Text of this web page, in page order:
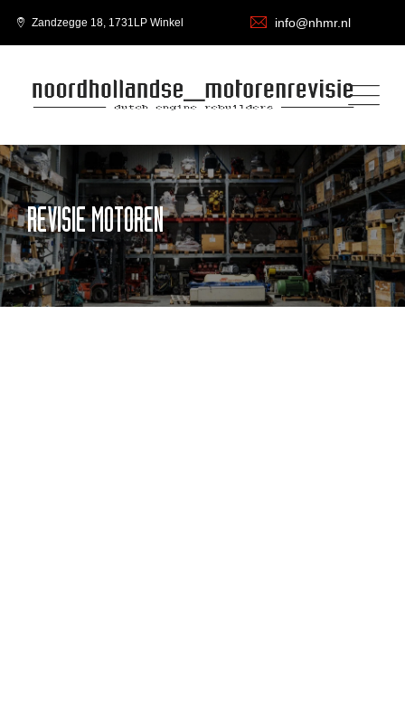
Zandzegge 18, 1731LP Winkel info@nhmr.nl
REVISIE MOTOREN